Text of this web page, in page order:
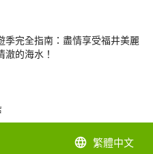
季完全指南：盡情享受福井美麗
澈的海水！
language 繁體中文